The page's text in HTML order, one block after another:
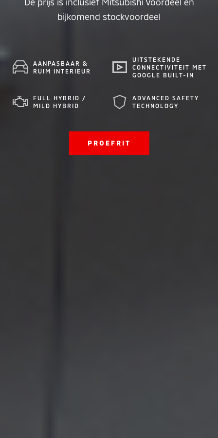
bijkomend stockvoordeel
AANPASBAAR &
RUIM INTERIEUR
UITSTEKENDE
CONNECTIVITEIT MET
GOOGLE BUILT-IN
FULL HYBRID /
MILD HYBRID
ADVANCED SAFETY
TECHNOLOGY
PROEFRIT